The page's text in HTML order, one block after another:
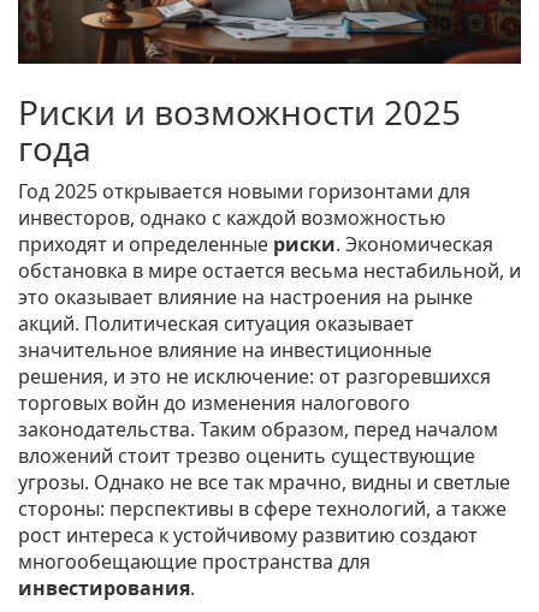
Риски и возможности 2025
года
Год 2025 открывается новыми горизонтами для
инвесторов, однако с каждой возможностью
приходят и определенные риски. Экономическая
обстановка в мире остается весьма нестабильной, и
это оказывает влияние на настроения на рынке
акций. Политическая ситуация оказывает
значительное влияние на инвестиционные
решения, и это не исключение: от разгоревшихся
торговых войн до изменения налогового
законодательства. Таким образом, перед началом
вложений стоит трезво оценить существующие
угрозы. Однако не все так мрачно, видны и светлые
стороны: перспективы в сфере технологий, а также
рост интереса к устойчивому развитию создают
многообещающие пространства для
инвестирования.